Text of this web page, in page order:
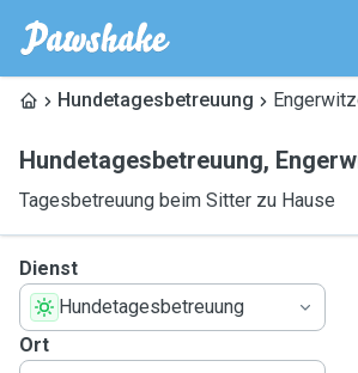
Hundetagesbetreuung
Hundetagesbetreuung,
Tagesbetreuung beim Sitter zu Hause
Dienst
Hundetagesbetreuung
Ort